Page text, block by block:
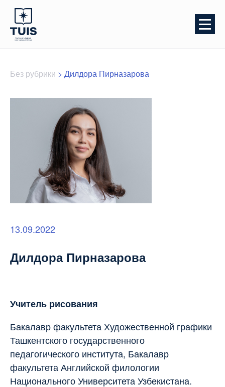
Без рубрики > Дилдора Пирназарова
13.09.2022
Дилдора Пирназарова
Учитель рисования
Бакалавр факультета Художественной графики
Ташкентского государственного
педагогического института, Бакалавр
факультета Английской филологии
Национального Университета Узбекистана.